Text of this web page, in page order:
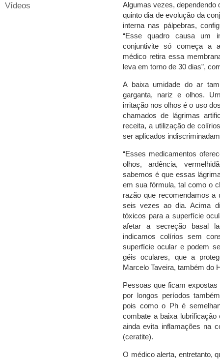
Algumas vezes, dependendo
quinto dia de evolução da
interna nas pálpebras,
“Esse quadro causa um
conjuntivite só começa a
médico retira essa
leva em torno de 30 dias”,
A baixa umidade do ar
garganta, nariz e olhos.
irritação nos olhos é o uso
chamados de lágrimas
receita, a utilização de
ser aplicados
“Esses medicamentos
olhos, ardência,
sabemos é que essas
em sua fórmula, tal como o
razão que recomendamos
seis vezes ao dia. Acima
tóxicos para a superfície
afetar a secreção basal
indicamos colírios sem
superfície ocular e podem
géis oculares, que a
Marcelo Taveira, também do
Pessoas que ficam
por longos períodos
pois como o Ph é
combate a baixa
ainda evita inflamações na
(ceratite).
O médico alerta, entretanto,
Vídeos